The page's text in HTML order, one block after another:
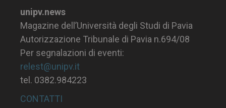
unipv.news
Magazine dell’Università degli Studi di Pavia
Autorizzazione Tribunale di Pavia n.694/08
Per segnalazioni di eventi:
relest@unipv.it
tel. 0382.984223
CONTATTI